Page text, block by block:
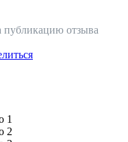
публикацию отзыва